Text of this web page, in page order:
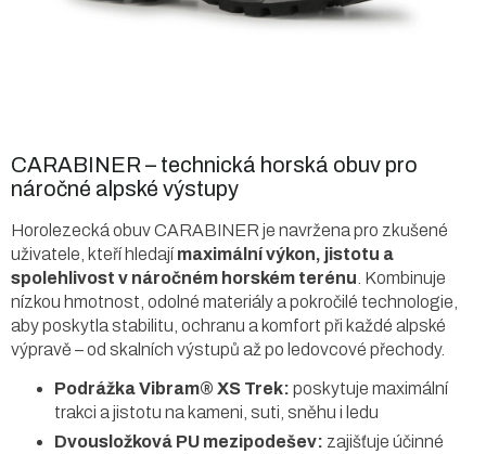
CARABINER – technická horská obuv pro
náročné alpské výstupy
Horolezecká obuv CARABINER je navržena pro zkušené
uživatele, kteří hledajímaximální výkon, jistotu a
spolehlivost v náročném horském terénu . Kombinuje
nízkou hmotnost, odolné materiály a pokročilé technologie,
aby poskytla stabilitu, ochranu a komfort při každé alpské
výpravě – od skalních výstupů až po ledovcové přechody.
Podrážka Vibram® XS Trek: poskytuje maximální
trakci a jistotu na kameni, suti, sněhu i ledu
Dvousložková PU mezipodešev: zajišťuje účinné